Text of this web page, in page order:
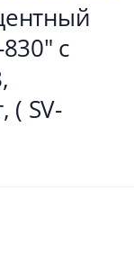
с
( SV-